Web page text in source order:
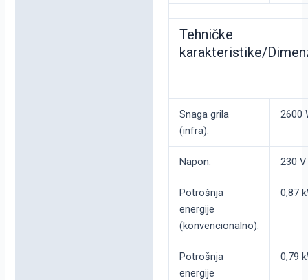
Tehničke
karakteristike/
Snaga grila
(infra):
2600
Napon: 230 V
Potrošnja
energije
(konvencionalno):
0,87
Potrošnja
energije
0,79